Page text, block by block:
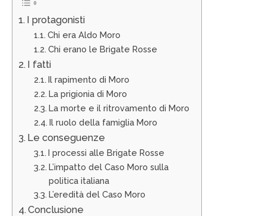
I protagonisti
Chi era Aldo Moro
Chi erano le Brigate Rosse
I fatti
Il rapimento di Moro
La prigionia di Moro
La morte e il ritrovamento di Moro
Il ruolo della famiglia Moro
Le conseguenze
I processi alle Brigate Rosse
L’impatto del Caso Moro sulla
politica italiana
L’eredità del Caso Moro
Conclusione